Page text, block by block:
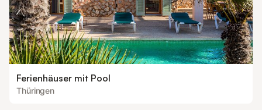
Ferienhäuser mit Pool
Thüringen